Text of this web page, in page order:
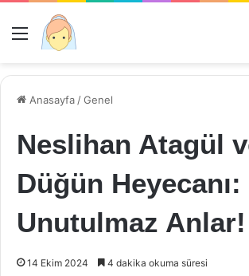
Menü
Anasayfa /Genel
Neslihan Atagül
Düğün Heyecanı:
Unutulmaz Anlar!
14 Ekim 2024 4 dakika okuma süresi